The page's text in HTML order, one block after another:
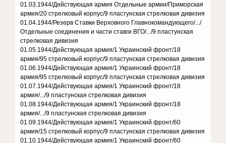
01.03.1944/Действующая армия Отдельные армии/Приморская
армия/20 стрелковый корпус/9 пластунская стрелковая дивизия
01.04.1944/Резерв Ставки Верховного Главнокомандующего/.../
Отдельные соединения и части ставги ВГО/.../9 пластунская
стрелковая дивизия
01.05.1944/Действующая армия/1 Украинский фронт/18
армия/95 стрелковый корпус/9 пластунская стрелковая дивизия
01.06.1944/Действующая армия/1 Украинский фронт/18
армия/95 стрелковый корпус/9 пластунская стрелковая дивизия
01.07.1944/Действующая армия/1 Украинский фронт/18
армия/.../9 пластунская стрелковая дивизия
01.08.1944/Действующая армия/1 Украинский фронт/18
армия/.../9 пластунская стрелковая дивизия
01.09.1944/Действующая армия/1 Украинский фронт/60
армия/15 стрелковый корпус/9 пластунская стрелковая дивизия
01.10.1944/Действующая армия/1 Украинский фронт/60